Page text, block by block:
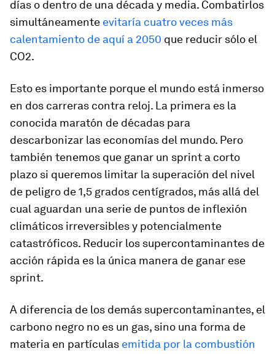
días o dentro de una década y media. Combatirlos
simultáneamente evitaría cuatro veces más
calentamiento de aquí a 2050 que reducir sólo el
CO2.
Esto es importante porque el mundo está inmerso
en dos carreras contra reloj. La primera es la
conocida maratón de décadas para
descarbonizar las economías del mundo. Pero
también tenemos que ganar un sprint a corto
plazo si queremos limitar la superación del nivel
de peligro de 1,5 grados centígrados, más allá del
cual aguardan una serie de puntos de inflexión
climáticos irreversibles y potencialmente
catastróficos. Reducir los supercontaminantes de
acción rápida es la única manera de ganar ese
sprint.
A diferencia de los demás supercontaminantes, el
carbono negro no es un gas, sino una forma de
materia en partículas emitida por la combustión